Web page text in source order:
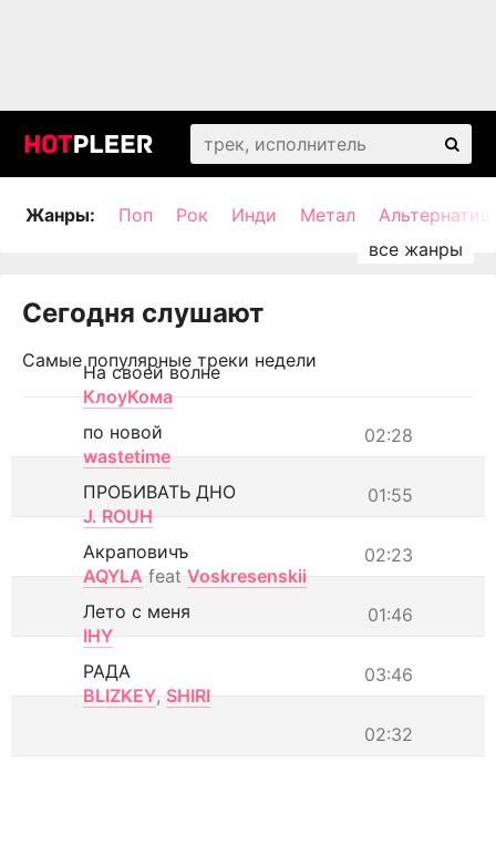
Жанры: Поп Рок Инди Метал
Сегодня слушают
Самые популярные треки недели
На своей волне
КлоуКома
02:28
по новой
wastetime
01:55
ПРОБИВАТЬ ДНО
J. ROUH
02:23
Акраповичъ
AQYLA feat Voskresenskii
01:46
Лето с меня
IHY
03:46
РАДА
BLIZKEY, SHIRI
02:32